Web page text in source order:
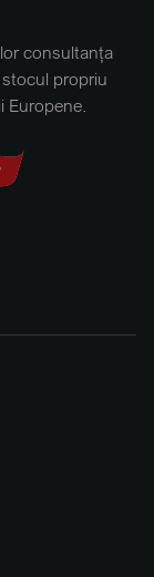
consultanța
propriu
Europene.